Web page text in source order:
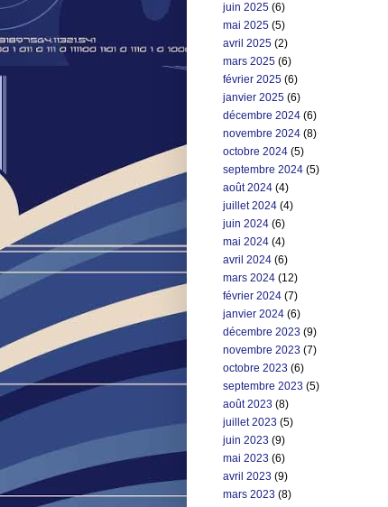
juin 2025 (6)
mai 2025 (5)
avril 2025 (2)
mars 2025 (6)
février 2025 (6)
janvier 2025 (6)
décembre 2024 (6)
novembre 2024 (8)
octobre 2024 (5)
septembre 2024 (5)
août 2024 (4)
juillet 2024 (4)
juin 2024 (6)
mai 2024 (4)
avril 2024 (6)
mars 2024 (12)
février 2024 (7)
janvier 2024 (6)
décembre 2023 (9)
novembre 2023 (7)
octobre 2023 (6)
septembre 2023 (5)
août 2023 (8)
juillet 2023 (5)
juin 2023 (9)
mai 2023 (6)
avril 2023 (9)
mars 2023 (8)